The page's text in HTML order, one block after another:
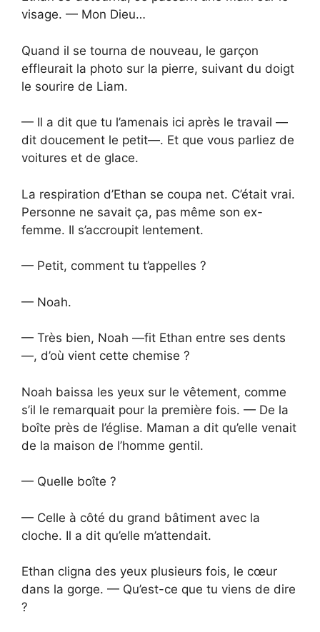
visage. — Mon Dieu…
Quand il se tourna de nouveau, le garçon
effleurait la photo sur la pierre, suivant du doigt
le sourire de Liam.
— Il a dit que tu l’amenais ici après le travail —
dit doucement le petit—. Et que vous parliez de
voitures et de glace.
La respiration d’Ethan se coupa net. C’était vrai.
Personne ne savait ça, pas même son ex-
femme. Il s’accroupit lentement.
— Petit, comment tu t’appelles ?
— Noah.
— Très bien, Noah —fit Ethan entre ses dents
—, d’où vient cette chemise ?
Noah baissa les yeux sur le vêtement, comme
s’il le remarquait pour la première fois. — De la
boîte près de l’église. Maman a dit qu’elle venait
de la maison de l’homme gentil.
— Quelle boîte ?
— Celle à côté du grand bâtiment avec la
cloche. Il a dit qu’elle m’attendait.
Ethan cligna des yeux plusieurs fois, le cœur
dans la gorge. — Qu’est-ce que tu viens de dire
?